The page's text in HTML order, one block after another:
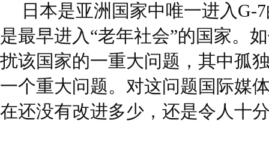
日本是亚洲国家中唯一进入G-
是最早进入“老年社会”的国家。
扰该国家的一重大问题，其中孤
一个重大问题。对这问题国际媒
在还没有改进多少，还是令人十